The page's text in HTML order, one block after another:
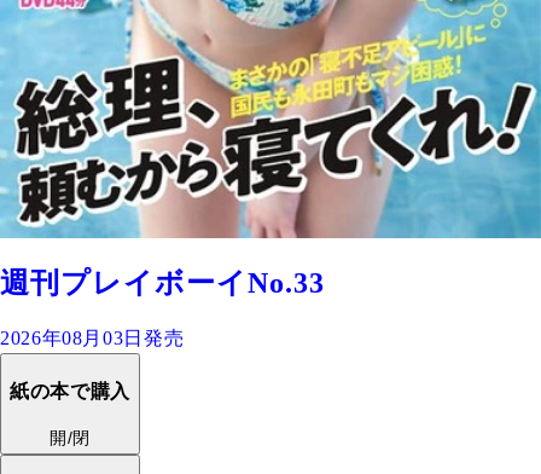
週刊プレイボーイNo.33
2026年08月03日発売
紙の本で購入
開/閉